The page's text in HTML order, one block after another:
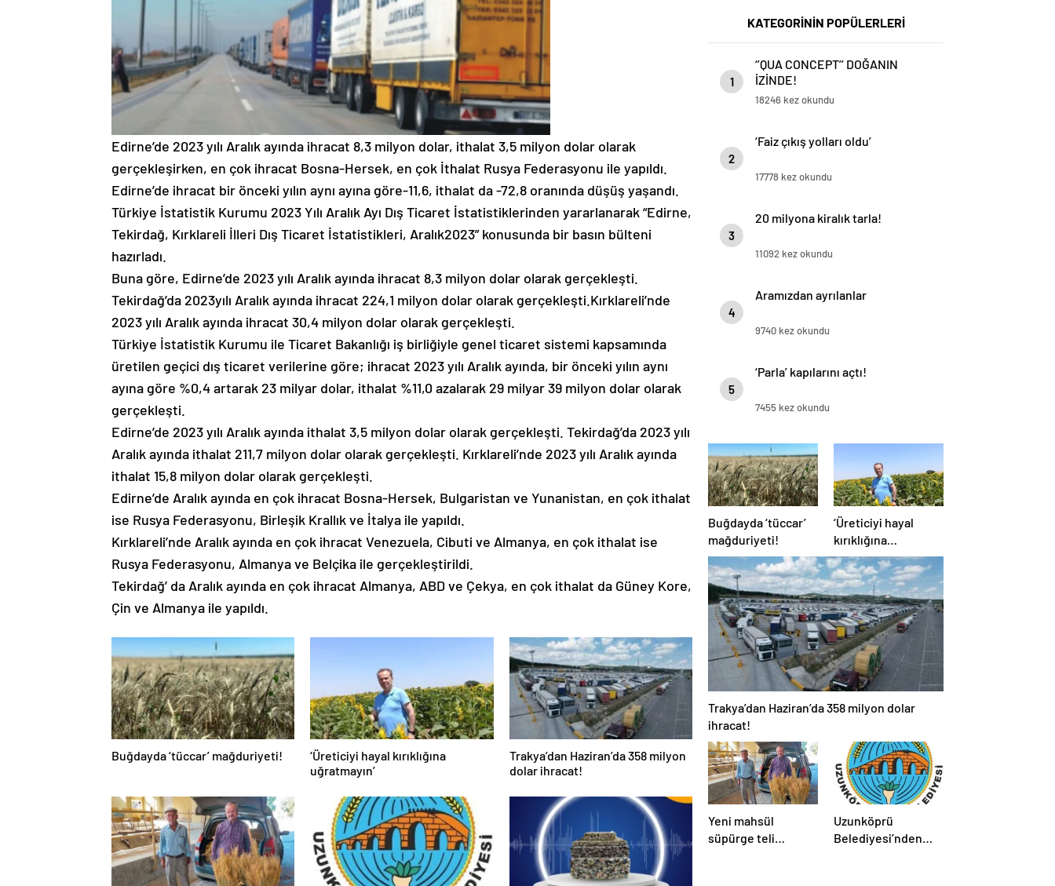
Edirne’de 2023 yılı Aralık ayında ihracat 8,3 milyon dolar, ithalat 3,5 milyon dolar olarak
gerçekleşirken, en çok ihracat Bosna-Hersek, en çok İthalat Rusya Federasyonu ile yapıldı.
Edirne’de ihracat bir önceki yılın aynı ayına göre-11,6, ithalat da -72,8 oranında düşüş yaşandı.
Türkiye İstatistik Kurumu 2023 Yılı Aralık Ayı Dış Ticaret İstatistiklerinden yararlanarak “Edirne,
Tekirdağ, Kırklareli İlleri Dış Ticaret İstatistikleri, Aralık2023” konusunda bir basın bülteni
hazırladı.
Buna göre, Edirne’de 2023 yılı Aralık ayında ihracat 8,3 milyon dolar olarak gerçekleşti.
Tekirdağ’da 2023yılı Aralık ayında ihracat 224,1 milyon dolar olarak gerçekleşti.Kırklareli’nde
2023 yılı Aralık ayında ihracat 30,4 milyon dolar olarak gerçekleşti.
Türkiye İstatistik Kurumu ile Ticaret Bakanlığı iş birliğiyle genel ticaret sistemi kapsamında
üretilen geçici dış ticaret verilerine göre; ihracat 2023 yılı Aralık ayında, bir önceki yılın aynı
ayına göre %0,4 artarak 23 milyar dolar, ithalat %11,0 azalarak 29 milyar 39 milyon dolar olarak
gerçekleşti.
Edirne’de 2023 yılı Aralık ayında ithalat 3,5 milyon dolar olarak gerçekleşti. Tekirdağ’da 2023 yılı
Aralık ayında ithalat 211,7 milyon dolar olarak gerçekleşti. Kırklareli’nde 2023 yılı Aralık ayında
ithalat 15,8 milyon dolar olarak gerçekleşti.
Edirne’de Aralık ayında en çok ihracat Bosna-Hersek, Bulgaristan ve Yunanistan, en çok ithalat
ise Rusya Federasyonu, Birleşik Krallık ve İtalya ile yapıldı.
Kırklareli’nde Aralık ayında en çok ihracat Venezuela, Cibuti ve Almanya, en çok ithalat ise
Rusya Federasyonu, Almanya ve Belçika ile gerçekleştirildi.
Tekirdağ’ da Aralık ayında en çok ihracat Almanya, ABD ve Çekya, en çok ithalat da Güney Kore,
Çin ve Almanya ile yapıldı.
Buğdayda ‘tüccar’ mağduriyeti!
‘Üreticiyi hayal kırıklığına
uğratmayın’
Trakya’dan Haziran’da 358 milyon
dolar ihracat!
KATEGORİNİN POPÜLERLERİ
1
‘’QUA CONCEPT’’ DOĞANIN
İZİNDE!
18246 kez okundu
2
‘Faiz çıkış yolları oldu’
17778 kez okundu
3
20 milyona kiralık tarla!
11092 kez okundu
4
Aramızdan ayrılanlar
9740 kez okundu
5
‘Parla’ kapılarını açtı!
7455 kez okundu
Buğdayda ‘tüccar’
mağduriyeti!
‘Üreticiyi hayal
kırıklığına
uğratmayın’
Trakya’dan Haziran’da 358 milyon dolar
ihracat!
Yeni mahsül
süpürge teli
Uzunköprü
Belediyesi’nden